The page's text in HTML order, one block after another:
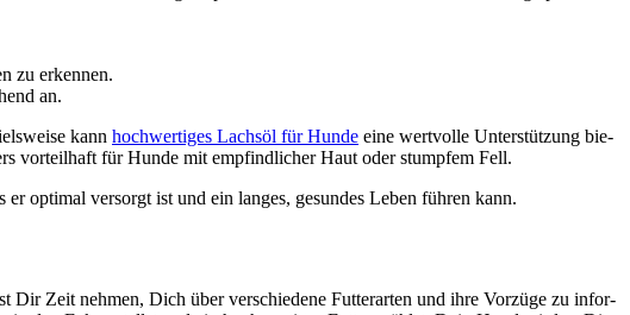
zu erken­nen.
an.
kann hoch­wer­ti­ges Lachs­öl für Hun­de eine wert­vol­le Unter­stüt­zung bie­
vor­teil­haft für Hun­de mit emp­find­li­cher Haut oder stump­fem Fell.
opti­mal ver­sorgt ist und ein lan­ges, gesun­des Leben füh­ren kann.
Dir Zeit neh­men, Dich über ver­schie­de­ne Fut­ter­ar­ten und ihre Vor­zü­ge zu infor­